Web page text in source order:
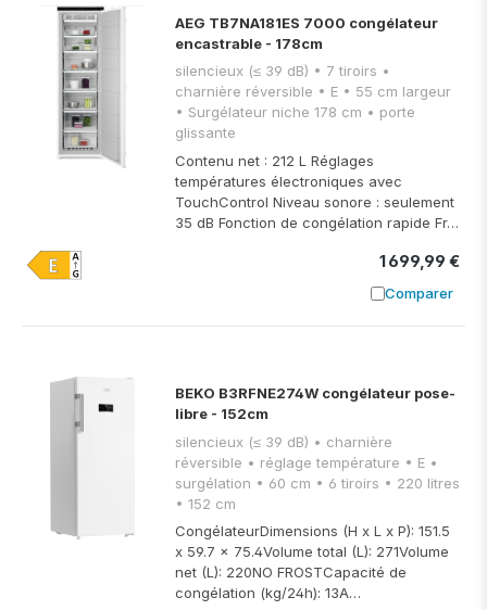
AEG TB7NA181ES 7000 congélateur
encastrable - 178cm
silencieux (≤ 39 dB) • 7 tiroirs •
charnière réversible • E • 55 cm largeur
• Surgélateur niche 178 cm • porte
glissante
Contenu net : 212 L Réglages
températures électroniques avec
TouchControl Niveau sonore : seulement
35 dB Fonction de congélation rapide Fr…
1 699,99 €
Comparer
Ajouter à
BEKO B3RFNE274W congélateur pose-
libre - 152cm
silencieux (≤ 39 dB) • charnière
réversible • réglage température • E •
surgélation • 60 cm • 6 tiroirs • 220 litres
• 152 cm
CongélateurDimensions (H x L x P): 151.5
x 59.7 x 75.4Volume total (L): 271Volume
net (L): 220NO FROSTCapacité de
congélation (kg/24h): 13A…